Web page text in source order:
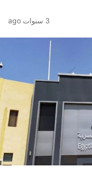
3 سنوات ago